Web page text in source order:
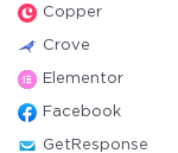
Copper
Crove
Elementor
Facebook
GetResponse